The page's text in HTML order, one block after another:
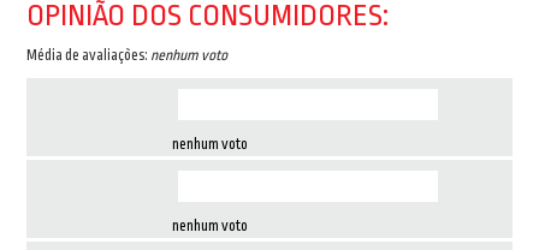
OPINIÃO DOS CONSUMIDORES:
Média de avaliações: nenhum voto
nenhum voto
nenhum voto